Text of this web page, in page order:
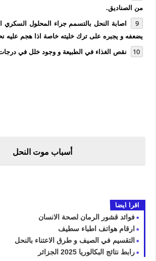
من الصناديق.
اصابة النحل بالتسمم جراء المحلول السكري
يضعفه و يجبره على ترك خليته خاصة اذا هجم عليه
نقص الغذاء في الطبيعة و وجود خلل في
أسباب موت النحل
اقرا ايضا
فوائد قشور الرمان لصحة الانسان
ارقام هواتف اطباء سطيف
التقسيم في الصيف و طرق الاعتناء بالنحل
رابط نتائج البكالوريا 2025 الجزائر